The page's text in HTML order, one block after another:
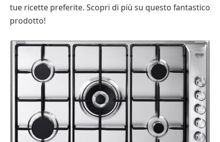
tue ricette preferite. Scopri di più su questo fantastico
prodotto!